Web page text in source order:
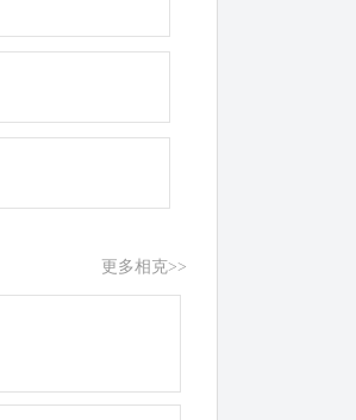
更多相克>>